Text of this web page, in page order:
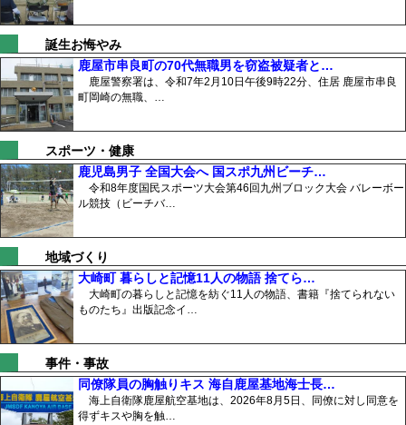
誕生お悔やみ
鹿屋市串良町の70代無職男を窃盗被疑者と…
鹿屋警察署は、令和7年2月10日午後9時22分、住居 鹿屋市串良
町岡崎の無職、…
スポーツ・健康
鹿児島男子 全国大会へ 国スポ九州ビーチ…
令和8年度国民スポーツ大会第46回九州ブロック大会 バレーボー
ル競技（ビーチバ…
地域づくり
大崎町 暮らしと記憶11人の物語 捨てら…
大崎町の暮らしと記憶を紡ぐ11人の物語、書籍『捨てられない
ものたち』出版記念イ…
事件・事故
同僚隊員の胸触りキス 海自鹿屋基地海士長…
海上自衛隊鹿屋航空基地は、2026年8月5日、同僚に対し同意を
得ずキスや胸を触…